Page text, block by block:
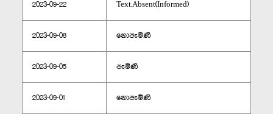
2023-09-22 Text.Absent(Informed)
2023-09-08 නොපැමිණි
2023-09-05 පැමිණි
2023-09-01 නොපැමිණි